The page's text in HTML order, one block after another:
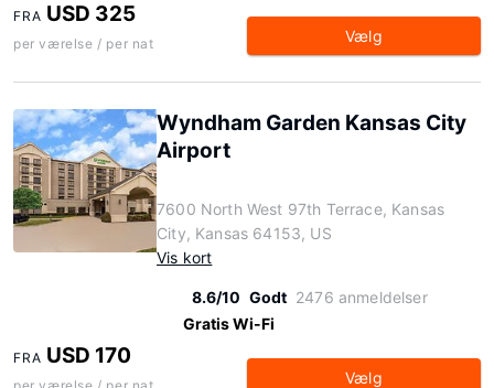
FRA USD 325
per værelse / per nat Vælg
Wyndham Garden Kansas City
Airport
7600 North West 97th Terrace, Kansas
City, Kansas 64153, US
Vis kort
8.6/10 Godt 2476 anmeldelser
Gratis Wi-Fi
FRA USD 170
Vælg